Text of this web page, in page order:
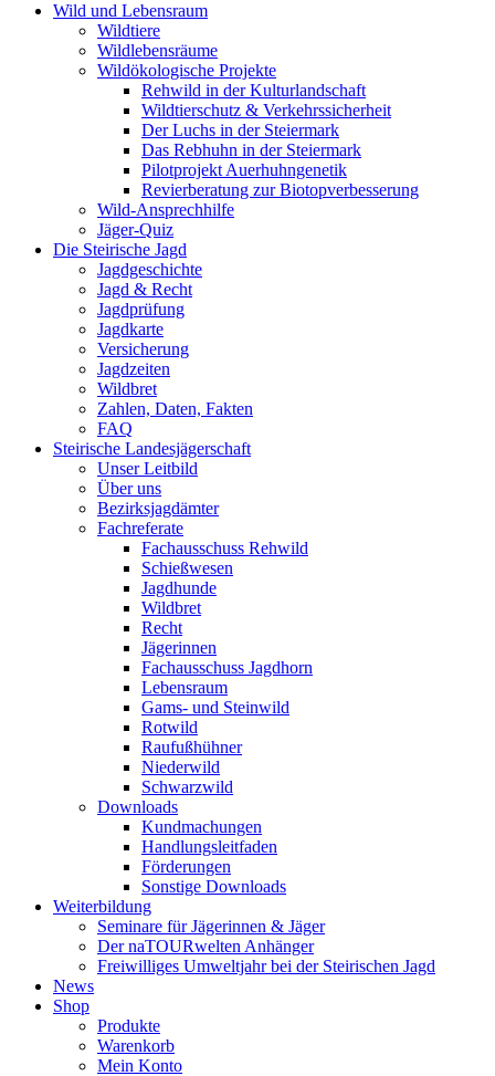
Wild und Lebensraum
Wildtiere
Wildlebensräume
Wildökologische Projekte
Rehwild in der Kulturlandschaft
Wildtierschutz & Verkehrssicherheit
Der Luchs in der Steiermark
Das Rebhuhn in der Steiermark
Pilotprojekt Auerhuhngenetik
Revierberatung zur Biotopverbesserung
Wild-Ansprechhilfe
Jäger-Quiz
Die Steirische Jagd
Jagdgeschichte
Jagd & Recht
Jagdprüfung
Jagdkarte
Versicherung
Jagdzeiten
Wildbret
Zahlen, Daten, Fakten
FAQ
Steirische Landesjägerschaft
Unser Leitbild
Über uns
Bezirksjagdämter
Fachreferate
Fachausschuss Rehwild
Schießwesen
Jagdhunde
Wildbret
Recht
Jägerinnen
Fachausschuss Jagdhorn
Lebensraum
Gams- und Steinwild
Rotwild
Raufußhühner
Niederwild
Schwarzwild
Downloads
Kundmachungen
Handlungsleitfaden
Förderungen
Sonstige Downloads
Weiterbildung
Seminare für Jägerinnen & Jäger
Der naTOURwelten Anhänger
Freiwilliges Umweltjahr bei der Steirischen Jagd
News
Shop
Produkte
Warenkorb
Mein Konto